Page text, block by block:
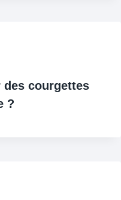
courgettes
?